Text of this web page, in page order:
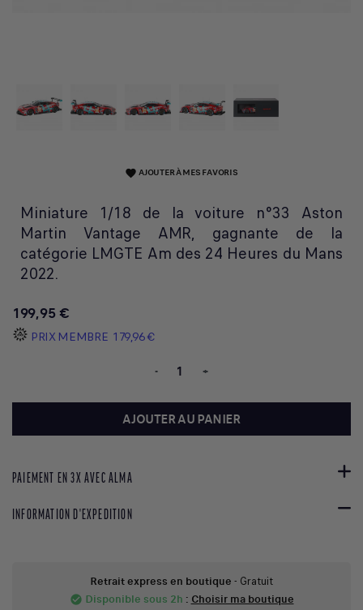
favorite AJOUTER À MES FAVORIS
Miniature 1/18 de la voiture n°33 Aston
Martin Vantage AMR, gagnante de la
catégorie LMGTE Am des 24 Heures du Mans
2022.
199,95 €
PRIX MEMBRE 179,96 €
- +
AJOUTER AU PANIER
PAIEMENT EN 3X AVEC ALMA
INFORMATION D'EXPEDITION
Retrait express en boutique - Gratuit
check_circle Disponible sous 2h : Choisir ma boutique